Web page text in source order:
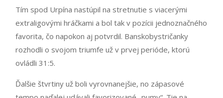
Tím spod Urpína nastúpil na stretnutie s viacerými
extraligovými hráčkami a bol tak v pozícii jednoznačného
favorita, čo napokon aj potvrdil. Banskobystričanky
rozhodli o svojom triumfe už v prvej perióde, ktorú
ovládli 31:5.
Ďalšie štvrtiny už boli vyrovnanejšie, no zápasové